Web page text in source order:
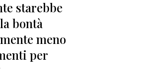
starebbe
bontà
meno
per